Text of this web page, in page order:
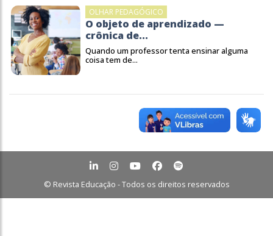
OLHAR PEDAGÓGICO
O objeto de aprendizado —
crônica de...
Quando um professor tenta ensinar alguma
coisa tem de...
© Revista Educação - Todos os direitos reservados